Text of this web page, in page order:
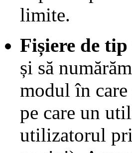
limite.
Fișiere de
și să
modul în
pe care un
utilizatorul